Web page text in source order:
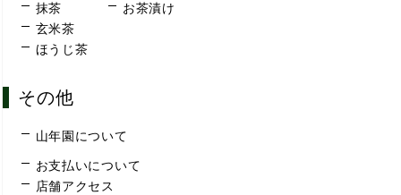
抹茶
玄米茶
ほうじ茶
お茶漬け
その他
山年園について
お支払いについて
店舗アクセス